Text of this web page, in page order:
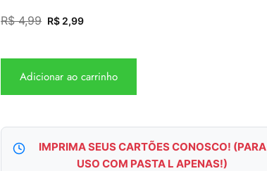
R$4,99 R$ 2,99
Adicionar ao carrinho
IMPRIMA SEUS CARTÕES CONOSCO! (PARA
USO COM PASTA L APENAS!)